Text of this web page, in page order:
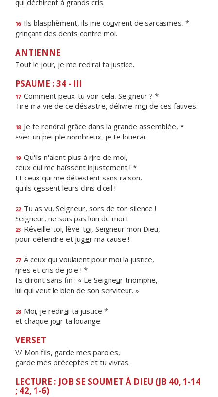
qui déchirent à grands cris.
16 Ils blasphèment, ils me couvrent de sarcasmes, *
grinçant des dents contre moi.
ANTIENNE
Tout le jour, je me redirai ta justice.
PSAUME : 34 - III
17 Comment peux-tu voir cela, Seigneur ? *
Tire ma vie de ce désastre, délivre-moi de ces fauves.
18 Je te rendrai grâce dans la grande assemblée, *
avec un peuple nombreux, je te louerai.
19 Qu'ils n'aient plus à rire de moi,
ceux qui me haïssent injustement ! *
Et ceux qui me détestent sans raison,
qu'ils cessent leurs clins d'œil !
22 Tu as vu, Seigneur, sors de ton silence !
Seigneur, ne sois pas loin de moi !
23 Réveille-toi, lève-toi, Seigneur mon Dieu,
pour défendre et juger ma cause !
27 À ceux qui voulaient pour moi la justice,
rires et cris de joie ! *
Ils diront sans fin : « Le Seigneur triomphe,
lui qui veut le bien de son serviteur. »
28 Moi, je redirai ta justice *
et chaque jour ta louange.
VERSET
V/ Mon fils, garde mes paroles,
garde mes préceptes et tu vivras.
LECTURE : JOB SE SOUMET À DIEU (JB 40, 1-14
; 42, 1-6)